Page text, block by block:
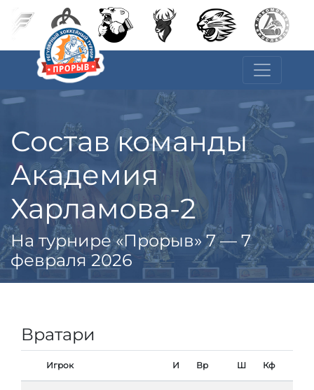
Состав команды
Академия
Харламова-2
На турнире «Прорыв» 7 — 7
февраля 2026
Вратари
Игрок И Вр Ш Кф